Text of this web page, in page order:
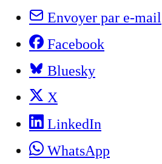
Envoyer par e-mail
Facebook
Bluesky
X
LinkedIn
WhatsApp